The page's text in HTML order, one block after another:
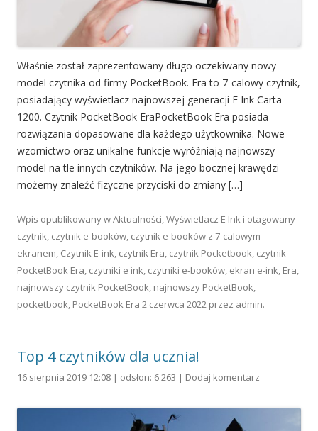
Właśnie został zaprezentowany długo oczekiwany nowy
model czytnika od firmy PocketBook. Era to 7-calowy czytnik,
posiadający wyświetlacz najnowszej generacji E Ink Carta
1200. Czytnik PocketBook EraPocketBook Era posiada
rozwiązania dopasowane dla każdego użytkownika. Nowe
wzornictwo oraz unikalne funkcje wyróżniają najnowszy
model na tle innych czytników. Na jego bocznej krawędzi
możemy znaleźć fizyczne przyciski do zmiany […]
Wpis opublikowany wAktualności,Wyświetlacz E Ink i otagowany
czytnik, czytnik e-booków, czytnik e-booków z 7-calowym
ekranem, Czytnik E-ink, czytnik Era, czytnik Pocketbook, czytnik
PocketBook Era, czytniki e ink, czytniki e-booków, ekran e-ink, Era,
najnowszy czytnik PocketBook, najnowszy PocketBook,
pocketbook, PocketBook Era 2 czerwca 2022 przez admin.
Top 4 czytników dla ucznia!
16 sierpnia 2019 12:08 | odsłon: 6 263 | Dodaj komentarz